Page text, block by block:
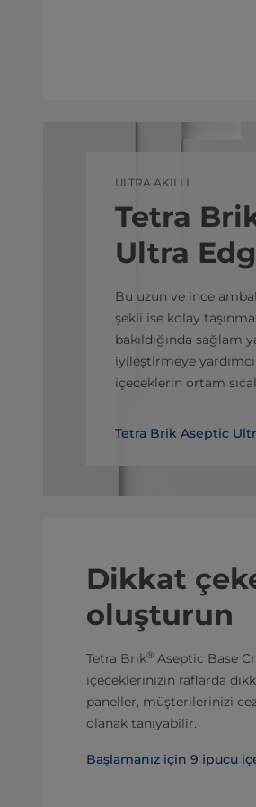
ULTRA AKILLI
Tetra
Ultra
Bu uzun ve ince
şekli ise kolay
bakıldığında sağlam
iyileştirmeye
içeceklerin ortam
Tetra Brik Aseptic
Dikkat
oluşturun
Tetra Brik® Aseptic Base
içeceklerinizin raflarda
paneller, müşterilerinizi
olanak tanıyabilir.
Başlamanız için 9 ipucu